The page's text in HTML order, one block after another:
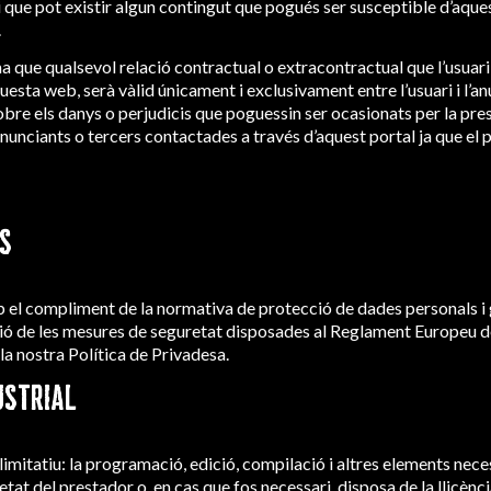
pot existir algun contingut que pogués ser susceptible
que qualsevol relació contractual o extracontractual que
web, serà vàlid únicament i exclusivament entre l’usuari i
els danys o perjudicis que poguessin ser ocasionats per la
o tercers contactades a través d’aquest portal ja que
compliment de la normativa de protecció de dades personals
les mesures de seguretat disposades al Reglament Europeu
nostra Política de Privadesa.
la programació, edició, compilació i altres elements
del prestador o, en cas que fos necessari, disposa de la